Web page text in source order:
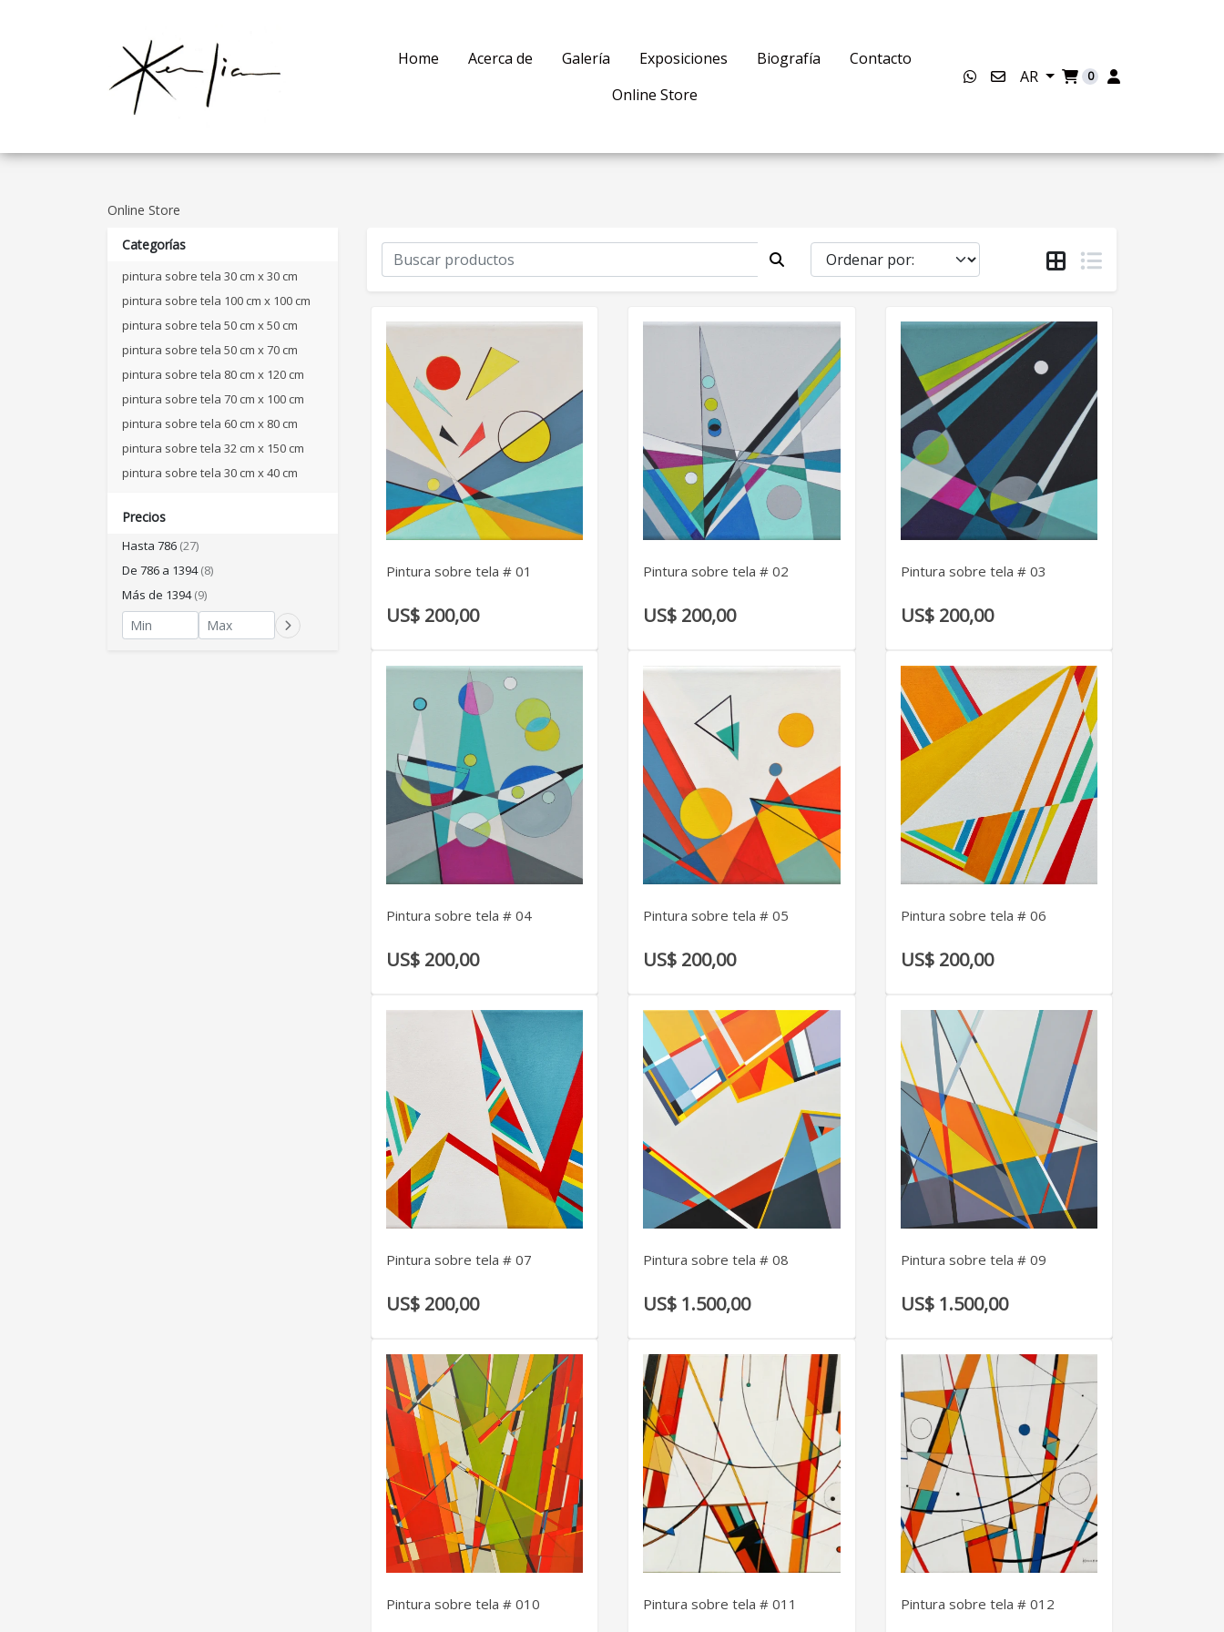
Home Acerca de Galería Exposiciones Biografía
Contacto
Online Store
AR 0
Online Store
Categorías
pintura sobre tela 30 cm x 30 cm
pintura sobre tela 100 cm x 100 cm
pintura sobre tela 50 cm x 50 cm
pintura sobre tela 50 cm x 70 cm
pintura sobre tela 80 cm x 120 cm
pintura sobre tela 70 cm x 100 cm
pintura sobre tela 60 cm x 80 cm
pintura sobre tela 32 cm x 150 cm
pintura sobre tela 30 cm x 40 cm
Precios
Hasta 786 (27)
De 786 a 1394(8)
Más de 1394(9)
Pintura sobre tela # 01
US$ 200,00
VER DETALLE
Pintura sobre tela # 02
US$ 200,00
VER DETALLE
Pintura sobre tela # 03
US$ 200,00
VER DETALLE
Pintura sobre tela # 04
US$ 200,00
VER DETALLE
Pintura sobre tela # 05
US$ 200,00
VER DETALLE
Pintura sobre tela # 06
US$ 200,00
VER DETALLE
Pintura sobre tela # 07
US$ 200,00
VER DETALLE
Pintura sobre tela # 08
US$ 1.500,00
VER DETALLE
Pintura sobre tela # 09
US$ 1.500,00
VER DETALLE
Pintura sobre tela # 010
VER DETALLE
Pintura sobre tela # 011
VER DETALLE
Pintura sobre tela # 012
VER DETALLE